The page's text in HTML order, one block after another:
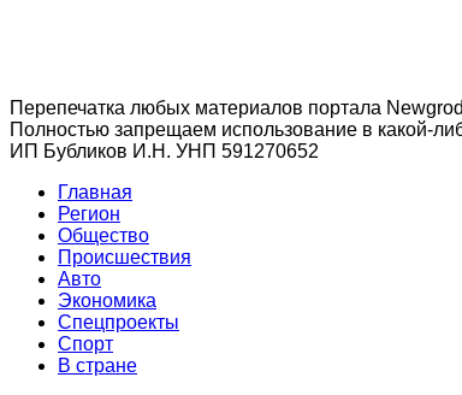
Перепечатка любых материалов портала
Полностью запрещаем использование в какой-
ИП Бубликов И.Н. УНП 591270652
Главная
Регион
Общество
Происшествия
Авто
Экономика
Спецпроекты
Cпорт
В стране